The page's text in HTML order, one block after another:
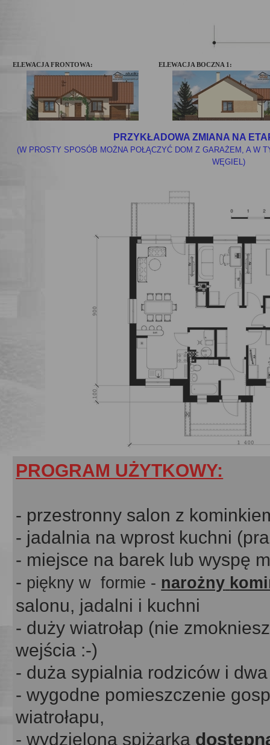
ELEWACJA FRONTOWA: ELEWACJA BOCZNA 1:
PRZYKŁADOWA ZMIANA NA
(W PROSTY SPOSÓB MOŻNA POŁĄCZYĆ DOM Z GARAŻEM, A W
WĘGIEL)
PROGRAM UŻYTKOWY:
- przestronny salon z
- jadalnia na wprost kuchni
- miejsce na barek lub wyspę
- piękny w formie - narożny
salonu, jadalni i kuchni
- duży wiatrołap (nie
wejścia :-)
- duża sypialnia rodziców i
- wygodne pomieszczenie
wiatrołapu,
- wydzielona spiżarka